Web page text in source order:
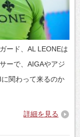
ード、AL LEONEは
ーで、AIGAやアジ
関わって来るのか
詳細を見る